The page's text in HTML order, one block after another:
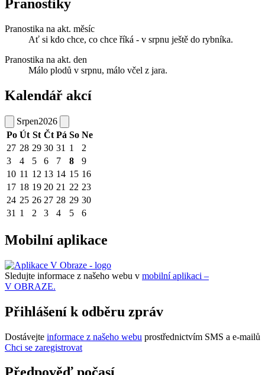
Pranostiky
Pranostika na akt. měsíc
Ať si kdo chce, co chce říká - v srpnu ještě do rybníka.
Pranostika na akt. den
Málo plodů v srpnu, málo včel z jara.
Kalendář akcí
Srpen2026
Po Út St Čt Pá So Ne
27 28 29 30 31 1
2
3
4 5 6 7 8
9
10 11 12 13 14 15 16
17 18 19 20 21 22 23
24 25 26 27 28 29 30
31 1 2 3 4 5 6
Mobilní aplikace
Sledujte informace z našeho webu v mobilní aplikaci –
V OBRAZE.
Přihlášení k odběru zpráv
Dostávejte informace z našeho webu prostřednictvím SMS a e-mailů
Chci se zaregistrovat